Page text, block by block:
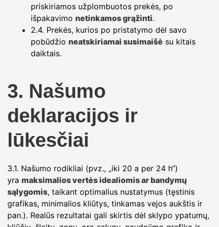
priskiriamos užplombuotos prekės, po
išpakavimo netinkamos grąžinti.
2.4. Prekės, kurios po pristatymo dėl savo
pobūdžio neatskiriamai susimaišė su kitais
daiktais.
3. Našumo
deklaracijos ir
lūkesčiai
3.1. Našumo rodikliai (pvz., „iki 20 a per 24 h“)
yra maksimalios vertės idealiomis ar bandymų
sąlygomis, taikant optimalius nustatymus (tęstinis
grafikas, minimalios kliūtys, tinkamas vejos aukštis ir
pan.). Realūs rezultatai gali skirtis dėl sklypo ypatumų,